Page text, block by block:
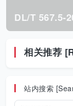
相关推荐
站内搜索